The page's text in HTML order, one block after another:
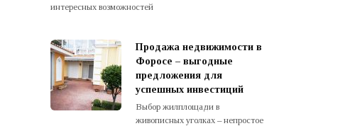
интересных возможностей
Продажа недвижимости в
Форосе – выгодные
предложения для
успешных инвестиций
Выбор жилплощади в
живописных уголках – непростое